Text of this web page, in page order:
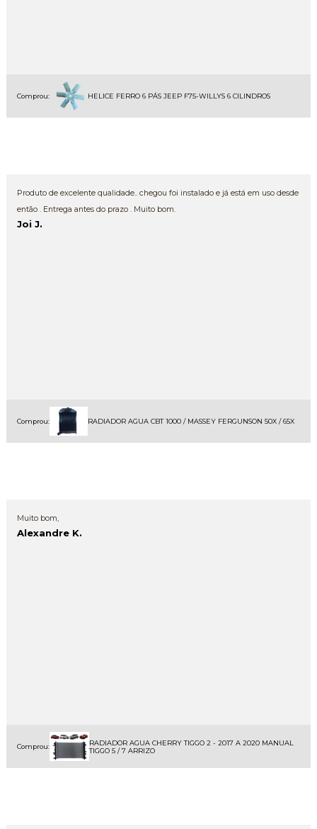
Comprou: HELICE FERRO 6 PÁS JEEP F75-WILLYS 6 CILINDROS
Produto de excelente qualidade.. chegou foi instalado e já está em uso desde
então . Entrega antes do prazo . Muito bom.
Joi J.
Comprou: RADIADOR AGUA CBT 1000 / MASSEY FERGUNSON 50X / 65X
Muito bom,
Alexandre K.
Comprou:
RADIADOR AGUA CHERRY TIGGO 2 - 2017 A 2020 MANUAL
TIGGO 5 / 7 ARRIZO